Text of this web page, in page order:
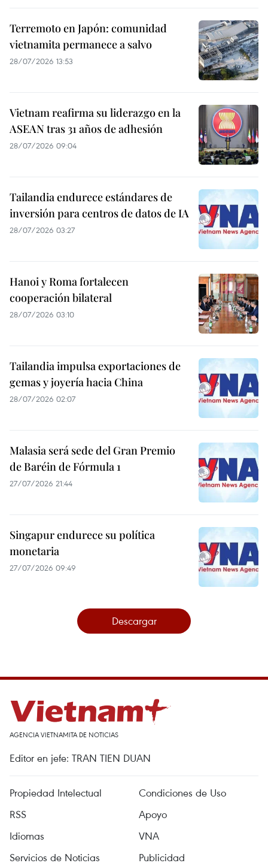
Terremoto en Japón: comunidad
vietnamita permanece a salvo
28/07/2026 13:53
Vietnam reafirma su liderazgo en la
ASEAN tras 31 años de adhesión
28/07/2026 09:04
Tailandia endurece estándares de
inversión para centros de datos de IA
28/07/2026 03:27
Hanoi y Roma fortalecen
cooperación bilateral
28/07/2026 03:10
Tailandia impulsa exportaciones de
gemas y joyería hacia China
28/07/2026 02:07
Malasia será sede del Gran Premio
de Baréin de Fórmula 1
27/07/2026 21:44
Singapur endurece su política
monetaria
27/07/2026 09:49
Descargar
AGENCIA VIETNAMITA DE NOTICIAS
Editor en jefe: TRAN TIEN DUAN
Propiedad Intelectual
Condiciones de Uso
RSS
Apoyo
Idiomas
VNA
Servicios de Noticias
Publicidad